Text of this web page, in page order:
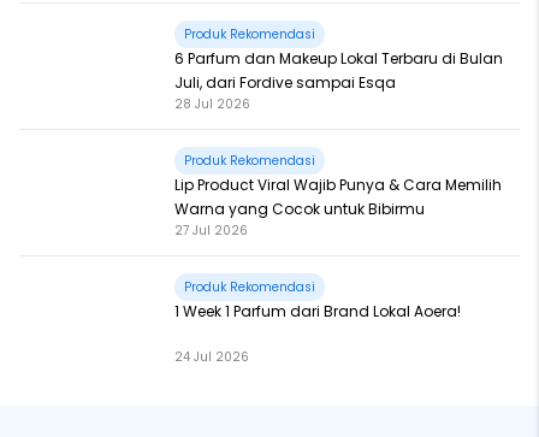
Produk Rekomendasi
6 Parfum dan Makeup Lokal Terbaru di Bulan
Juli, dari Fordive sampai Esqa
28 Jul 2026
Produk Rekomendasi
Lip Product Viral Wajib Punya & Cara Memilih
Warna yang Cocok untuk Bibirmu
27 Jul 2026
Produk Rekomendasi
1 Week 1 Parfum dari Brand Lokal Aoera!
24 Jul 2026